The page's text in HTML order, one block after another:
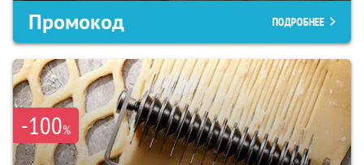
Промокод ПОДРОБНЕЕ
-100%